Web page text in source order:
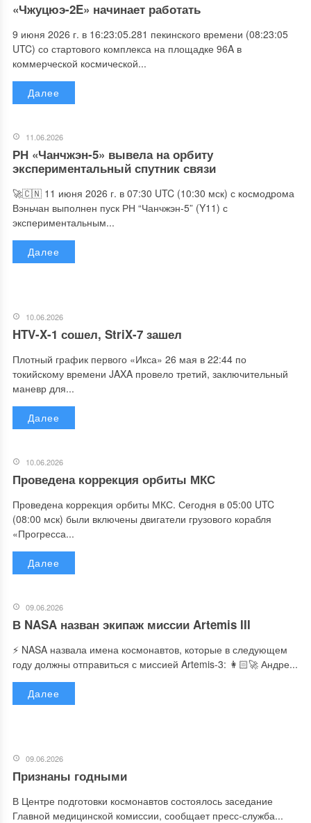
«Чжуцюэ-2E» начинает работать
9 июня 2026 г. в 16:23:05.281 пекинского времени (08:23:05
UTC) со стартового комплекса на площадке 96A в
коммерческой космической...
Далее
11.06.2026
РН «Чанчжэн-5» вывела на орбиту
экспериментальный спутник связи
🚀🇨🇳 11 июня 2026 г. в 07:30 UTC (10:30 мск) с космодрома
Вэньчан выполнен пуск РН “Чанчжэн-5” (Y11) с
экспериментальным...
Далее
10.06.2026
HTV-X-1 сошел, StriX-7 зашел
Плотный график первого «Икса» 26 мая в 22:44 по
токийскому времени JAXA провело третий, заключительный
маневр для...
Далее
10.06.2026
Проведена коррекция орбиты МКС
Проведена коррекция орбиты МКС. Сегодня в 05:00 UTC
(08:00 мск) были включены двигатели грузового корабля
«Прогресса...
Далее
09.06.2026
В NASA назван экипаж миссии Artemis III
⚡️ NASA назвала имена космонавтов, которые в следующем
году должны отправиться с миссией Artemis-3: 👩🏻‍🚀 Андре...
Далее
09.06.2026
Признаны годными
В Центре подготовки космонавтов состоялось заседание
Главной медицинской комиссии, сообщает пресс-служба...